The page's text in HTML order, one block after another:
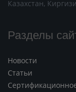
Казахстан,
Разделы
Новости
Статьи